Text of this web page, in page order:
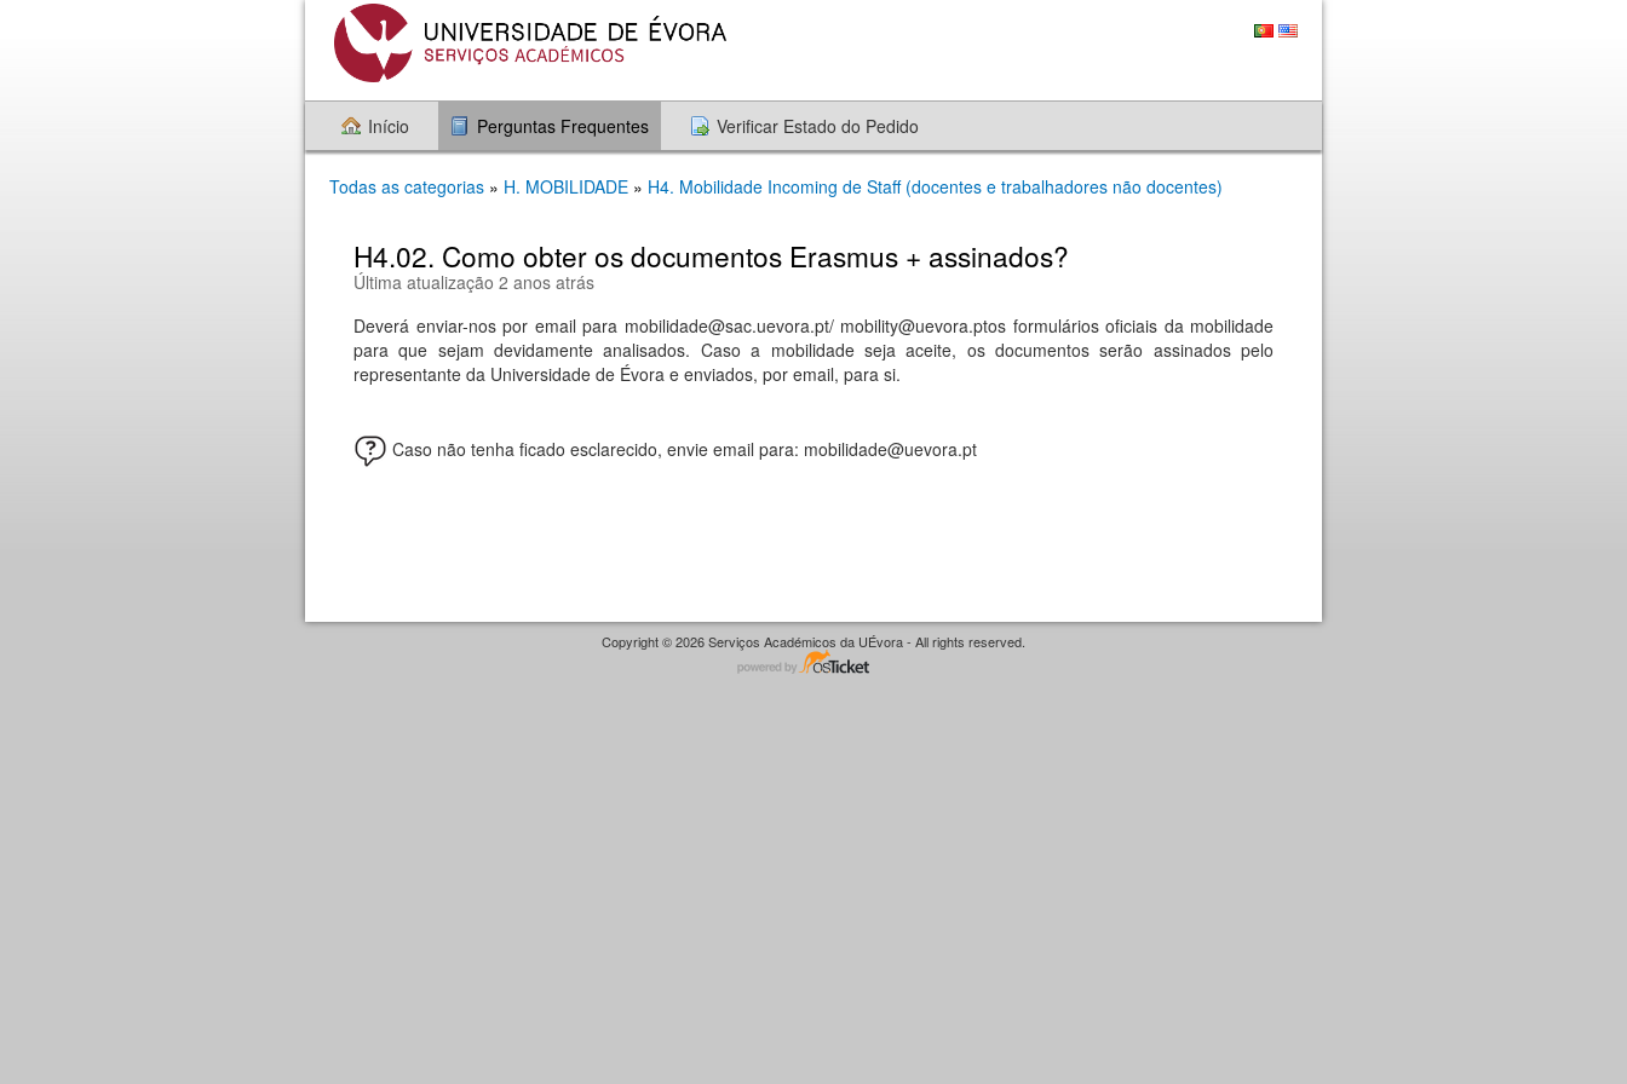
Início Perguntas Frequentes Verificar Estado do Pedido
Todas as categorias » H. MOBILIDADE » H4. Mobilidade Incoming de Staff (docentes e trabalhadores não docentes)
H4.02. Como obter os documentos Erasmus + assinados?
Última atualização 2 anos atrás
Deverá enviar-nos por email para mobilidade@sac.uevora.pt/ mobility@uevora.ptos formulários oficiais da mobilidade
para que sejam devidamente analisados. Caso a mobilidade seja aceite, os documentos serão assinados pelo
representante da Universidade de Évora e enviados, por email, para si.
Caso não tenha ficado esclarecido, envie email para: mobilidade@uevora.pt
Copyright © 2026 Serviços Académicos da UÉvora - All rights reserved.